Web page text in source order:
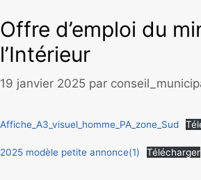
Offre d’emploi du
l’Intérieur
19 janvier 2025 par
Affiche_A3_visuel_homme_PA_zone_Sud
2025 modèle petite annonce(1) Télécharger